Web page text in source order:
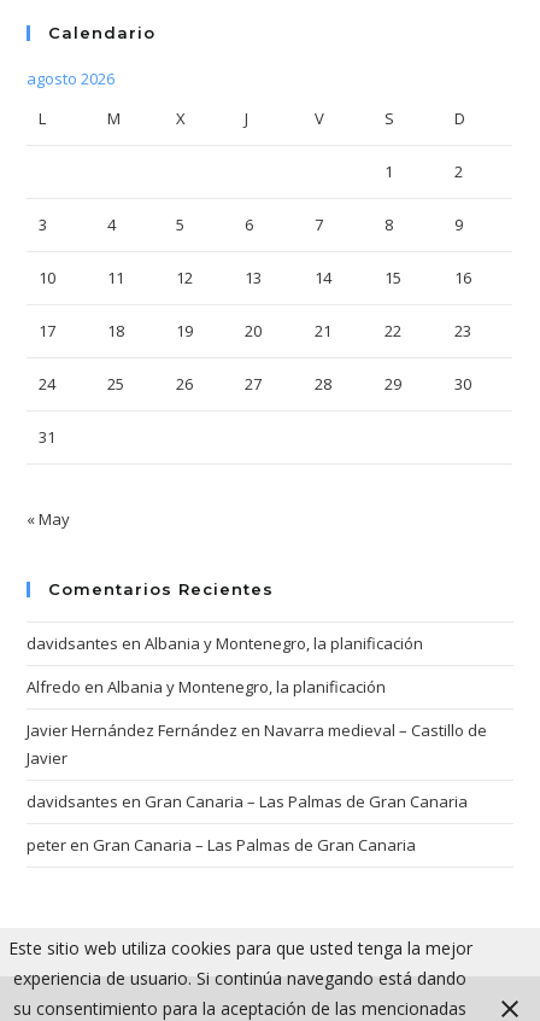
Calendario
agosto 2026
L
M X J V S D
1 2
3 4 5 6 7 8 9
10 11 12 13 14 15 16
17 18 19 20 21 22 23
24 25 26 27 28 29 30
31
« May
Comentarios Recientes
davidsantes enAlbania y Montenegro, la planificación
Alfredo enAlbania y Montenegro, la planificación
Javier Hernández Fernández enNavarra medieval – Castillo de
Javier
davidsantes enGran Canaria – Las Palmas de Gran Canaria
peterenGran Canaria – Las Palmas de Gran Canaria
Este sitio web utiliza cookies para que usted tenga la mejor
experiencia de usuario. Si continúa navegando está dando
su consentimiento para la aceptación de las mencionadas